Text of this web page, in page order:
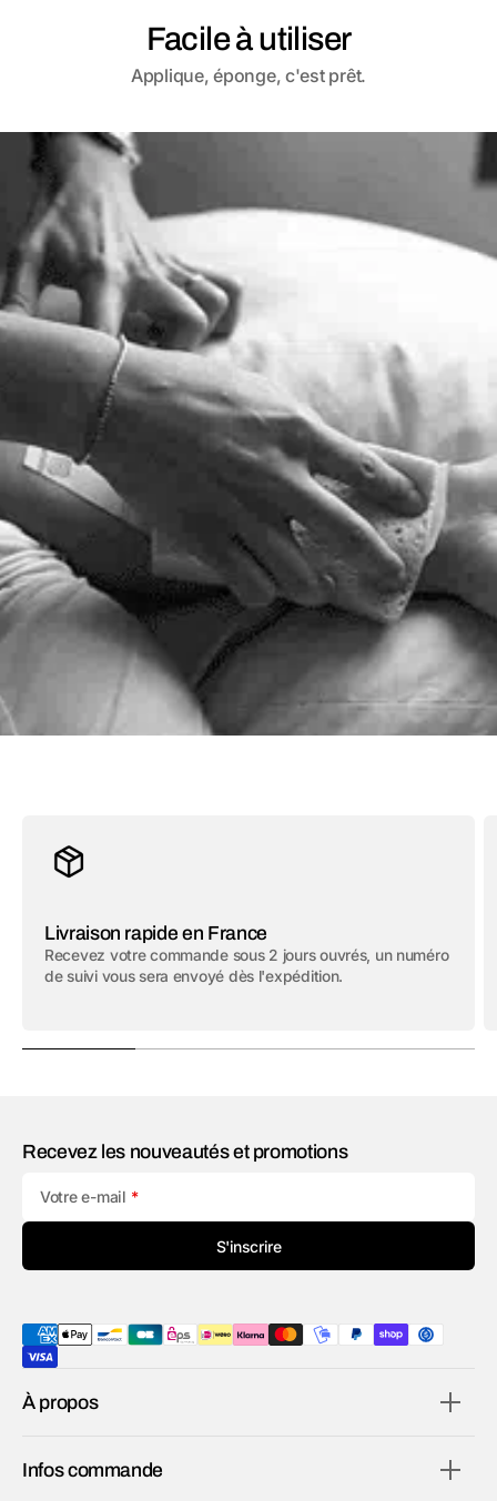
Facile à utiliser
Applique, éponge, c'est prêt.
Livraison rapide en France
Recevez votre commande sous 2 jours ouvrés, un numéro
de suivi vous sera envoyé dès l'expédition.
Recevez les nouveautés et promotions
Votre e-mail
S'inscrire
À propos
Infos commande